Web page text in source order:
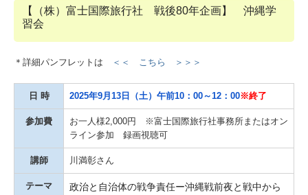
【（株）富士国際旅行社 戦後80年企画】 沖縄学
習会
＊詳細パンフレットは ＜＜ こちら ＞＞＞
日 時 2025年9月13日（土）午前10：00～12：00※終了
参加費
お一人様2,000円 ※富士国際旅行社事務所またはオン
ライン参加 録画視聴可
講師 川満彰さん
テーマ
政治と自治体の戦争責任ー沖縄戦前夜と戦中から